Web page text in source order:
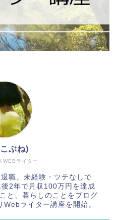
WEBライター
ぶね)
職。未経験・ツテなしで
2年で月収100万円を達成
と、暮らしのことをブログ
ライター講座を開始。